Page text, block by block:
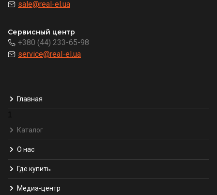
sale@real-el.ua
Сервисный центр
+380 (44) 233-65-98
service@real-el.ua
Главная
1
Каталог
О нас
Где купить
Медиа-центр